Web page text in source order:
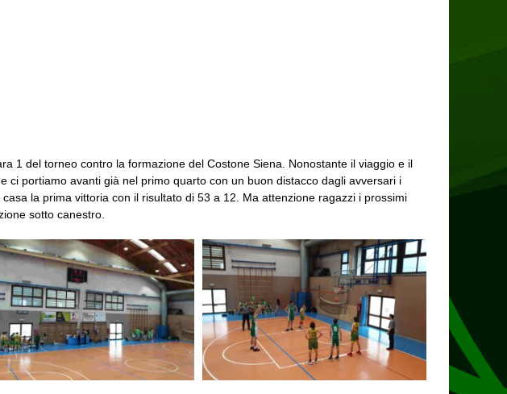
1 del torneo contro la formazione del Costone Siena. Nonostante il viaggio e il
portiamo avanti già nel primo quarto con un buon distacco dagli avversari i
la prima vittoria con il risultato di 53 a 12. Ma attenzione ragazzi i prossimi
sotto canestro.